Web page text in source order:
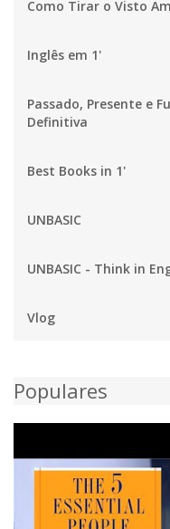
Como Tirar o Visto
Inglês em 1'
Passado, Presente e
Definitiva
Best Books in 1'
UNBASIC
UNBASIC - Think in
Vlog
Populares